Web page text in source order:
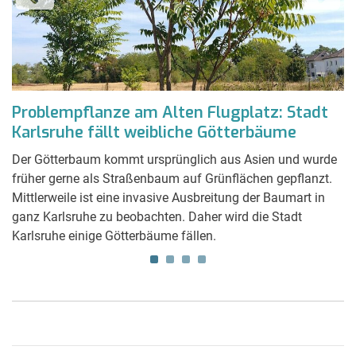
Problempflanze am Alten Flugplatz: Stadt
Karlsruhe fällt weibliche Götterbäume
Der Götterbaum kommt ursprünglich aus Asien und wurde
früher gerne als Straßenbaum auf Grünflächen gepflanzt.
Mittlerweile ist eine invasive Ausbreitung der Baumart in
ganz Karlsruhe zu beobachten. Daher wird die Stadt
Karlsruhe einige Götterbäume fällen.